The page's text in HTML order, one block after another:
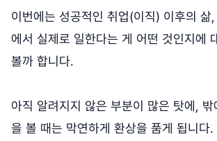
이번에는 성공적인 취업(이직) 이후의 삶
에서 실제로 일한다는 게 어떤 것인지에
볼까 합니다.
아직 알려지지 않은 부분이 많은 탓에, 밖
을 볼 때는 막연하게 환상을 품게 됩니다.